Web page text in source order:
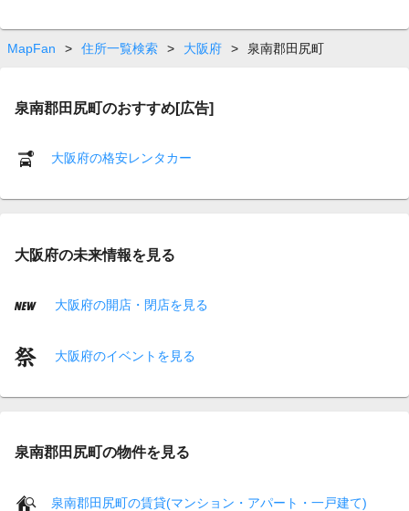
MapFan > 住所一覧検索 > 大阪府 > 泉南郡田尻町
泉南郡田尻町のおすすめ[広告]
大阪府の格安レンタカー
大阪府の未来情報を見る
大阪府の開店・閉店を見る
大阪府のイベントを見る
泉南郡田尻町の物件を見る
泉南郡田尻町の賃貸(マンション・アパート・一戸建て)